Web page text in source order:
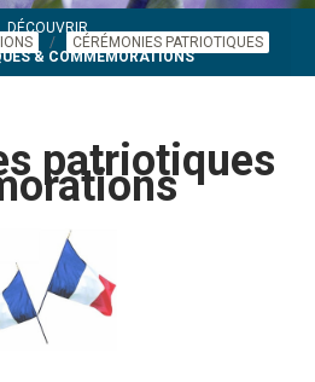
DÉCOUVRIR
CÉRÉMONIES PATRIOTIQUES
& COMMÉMORATIONS
patriotiques